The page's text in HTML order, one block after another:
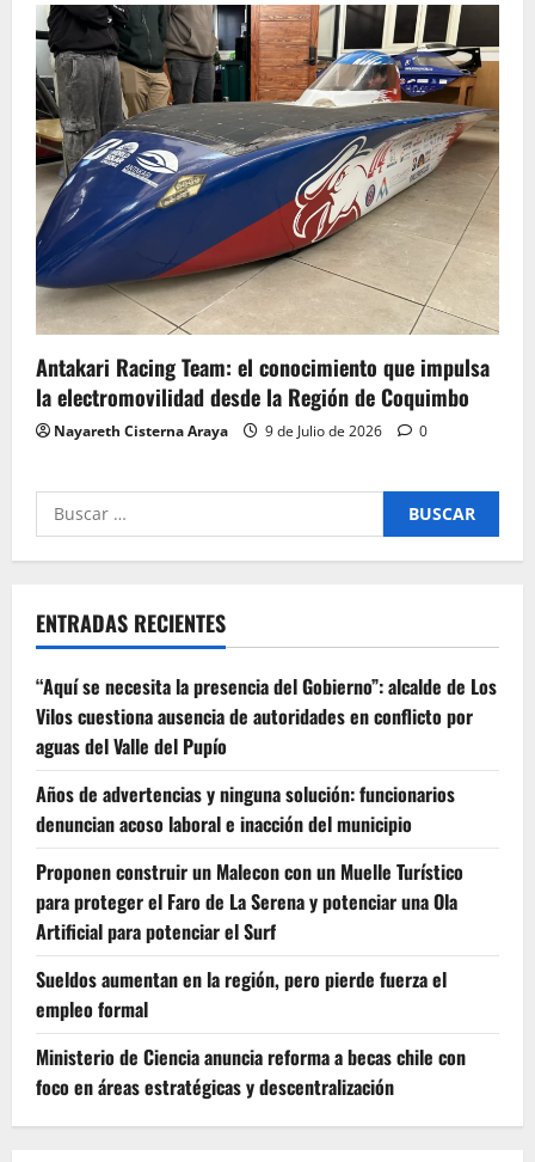
Antakari Racing Team: el conocimiento que impulsa
la electromovilidad desde la Región de Coquimbo
Nayareth Cisterna Araya 9 de Julio de 2026 0
Buscar
por:
ENTRADAS RECIENTES
“Aquí se necesita la presencia del Gobierno”: alcalde de Los
Vilos cuestiona ausencia de autoridades en conflicto por
aguas del Valle del Pupío
Años de advertencias y ninguna solución: funcionarios
denuncian acoso laboral e inacción del municipio
Proponen construir un Malecon con un Muelle Turístico
para proteger el Faro de La Serena y potenciar una Ola
Artificial para potenciar el Surf
Sueldos aumentan en la región, pero pierde fuerza el
empleo formal
Ministerio de Ciencia anuncia reforma a becas chile con
foco en áreas estratégicas y descentralización